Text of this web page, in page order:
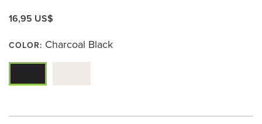
link.
16,95 US$
COLOR: Charcoal Black